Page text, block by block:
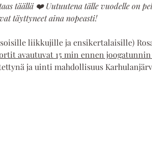
täällä ❤️ Uutuutena tälle vuodelle on
täyttyneet aina nopeasti!
liikkujille ja ensikertalaisille)
avautuvat 15 min ennen
ja uinti mahdollisuus